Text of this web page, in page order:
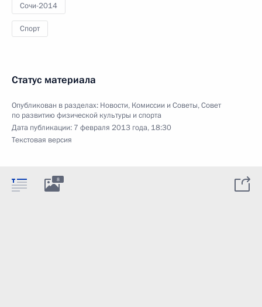
Сочи-2014
Спорт
Статус материала
Опубликован в разделах: Новости, Комиссии и Советы,Совет
по развитию физической культуры и спорта
Дата публикации: 7 февраля 2013 года, 18:30
Текстовая версия
8